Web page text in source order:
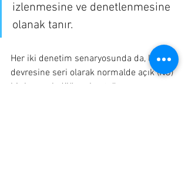
izlenmesine ve denetlenmesine
olanak tanır.
Her iki denetim senaryosunda da, lamba
devresine seri olarak normalde açık (NO)
bir basmalı düğme kontağının